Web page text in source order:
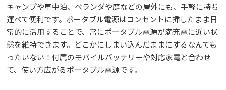
キャンプや車中泊、ベランダや庭などの屋外にも、手軽に持ち
運べて便利です。ポータブル電源はコンセントに挿したまま日
常的に活用することで、常にポータブル電源が満充電に近い状
態を維持できます。どこかにしまい込んだままにするなんても
ったいない！付属のモバイルバッテリーや対応家電と合わせ
て、使い方広がるポータブル電源です。